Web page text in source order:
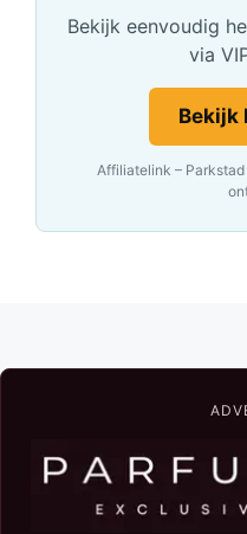
Bekijk eenvoudig
via
Bekijk
Affiliatelink –